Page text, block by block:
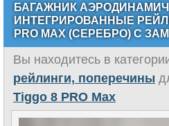
БАГАЖНИК
ИНТЕГРИРОВАННЫЕ
PRO MAX (СЕРЕБРО) С
Вы находитесь в
рейлинги, поперечины
Tiggo 8 PRO Max